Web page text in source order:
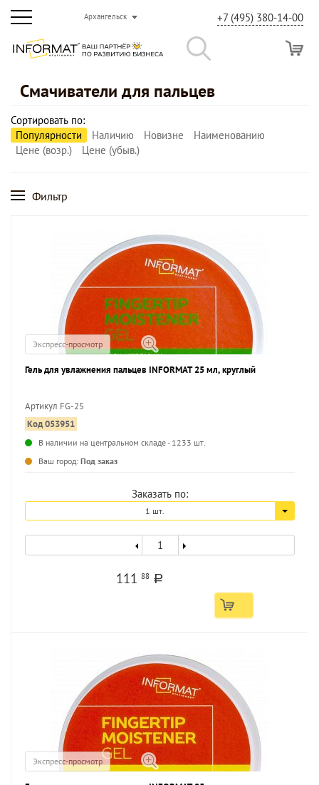
Архангельск +7 (495) 380-14-00
Смачиватели для пальцев
Сортировать по:
Популярности
Наличию Новизне
Наименованию
Цене (возр.)
Цене (убыв.)
Фильтр
Экспресс-просмотр
Гель для увлажнения пальцев INFORMAT 25 мл, круглый
Артикул FG-25
Код 053951
В наличии на центральном складе - 1233 шт.
Ваш город: Под заказ
Заказать по:
1 шт.
11188 a
Экспресс-просмотр